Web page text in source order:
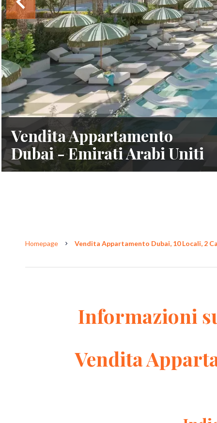
Vendita Appartamento
Dubai - Emirati Arabi Uniti
Homepage Vendita Appartamento Dubai, 10 Locali, 2
Informazioni
Vendita